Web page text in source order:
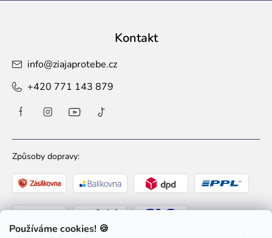
Používáme cookies! 🍪
Kontakt
info@ziajaprotebe.cz
+420 771 143 879
Způsoby dopravy: